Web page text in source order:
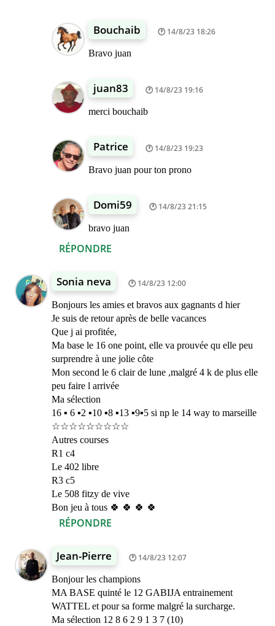
RÉPONDRE
Bouchaib 14/8/23 18:26
Bravo juan
juan83 14/8/23 19:16
merci bouchaib
Patrice 14/8/23 19:23
Bravo juan pour ton prono
Domi59 14/8/23 21:15
bravo juan
Sonia neva 14/8/23 12:00
Bonjours les amies et bravos aux gagnants d hier
Je suis de retour après de belle vacances
Que j ai profitée,
Ma base le 16 one point, elle va prouvée qu elle peu
surprendre à une jolie côte
Mon second le 6 clair de lune ,malgré 4 k de plus elle
peu faire l arrivée
Ma sélection
16 ▪︎ 6 ▪︎2 ▪︎10 ▪︎8 ▪︎13 ▪︎9▪︎5 si np le 14 way to marseille
☆☆☆☆☆☆☆☆☆
Autres courses
R1 c4
Le 402 libre
R3 c5
Le 508 fitzy de vive
Bon jeu à tous 🍀 🍀 🍀 🍀
RÉPONDRE
Jean-Pierre 14/8/23 12:07
Bonjour les champions
MA BASE quinté le 12 GABIJA entrainement
WATTEL et pour sa forme malgré la surcharge.
Ma sélection 12 8 6 2 9 1 3 7 (10)